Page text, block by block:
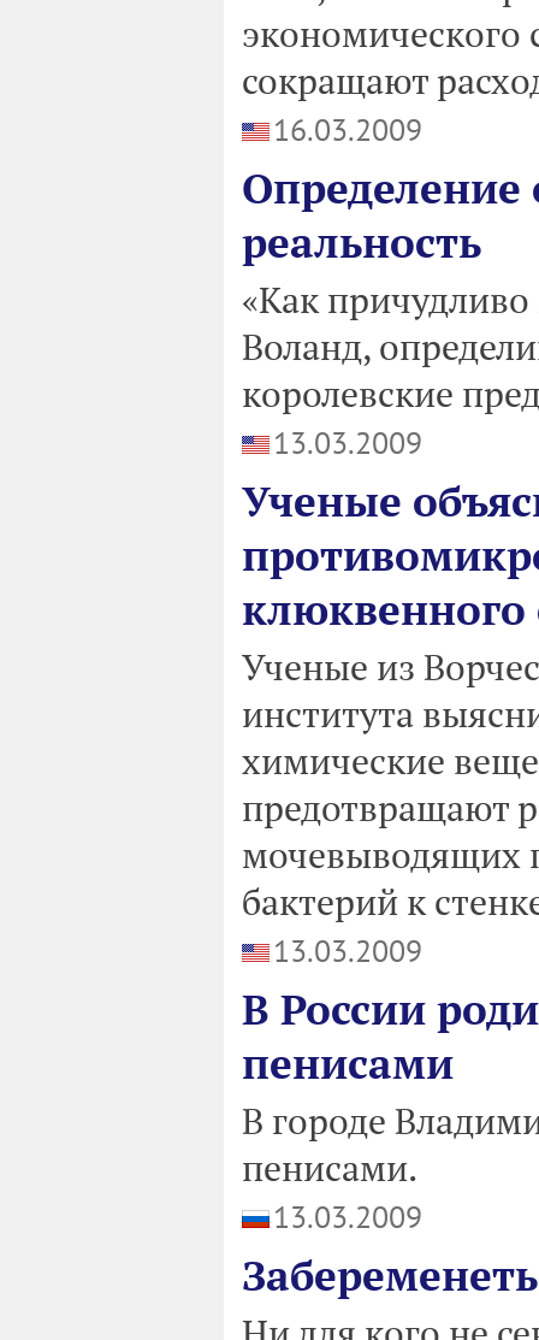
экономического
сокращают
16.03.2009
реальность
«Как
Воланд,
королевские
13.03.2009
Ученые
клюквенного
Ученые из
института
химические
предотвращают
мочевыводящих
бактерий к
13.03.2009
В России
пенисами
В городе
пенисами.
13.03.2009